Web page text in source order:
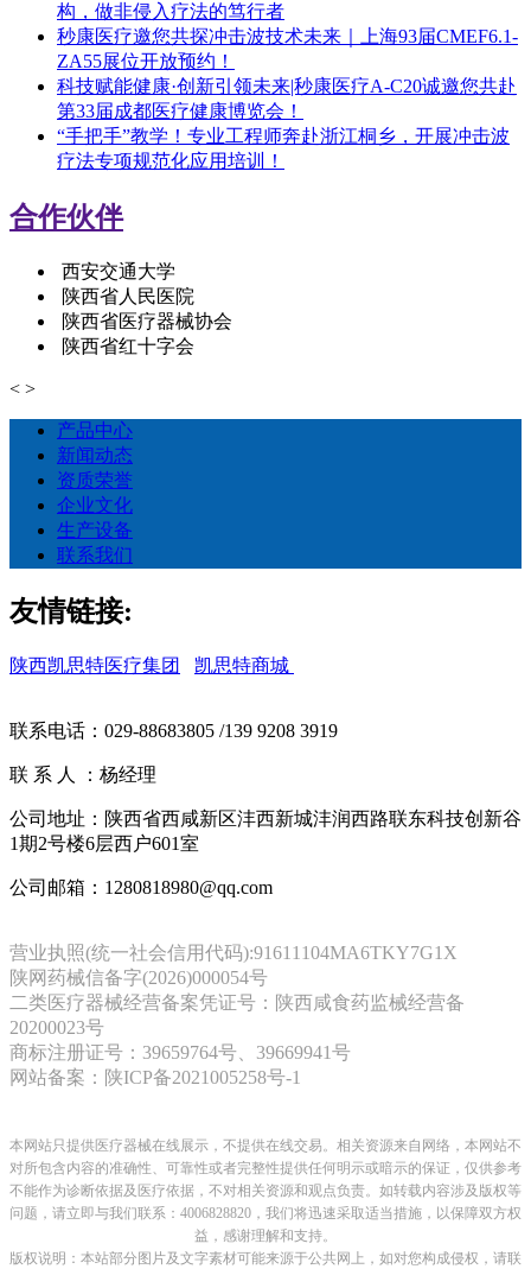
构，做非侵入疗法的笃行者
秒康医疗邀您共探冲击波技术未来｜上海93届CMEF6.1-
ZA55展位开放预约！
科技赋能健康·创新引领未来|秒康医疗A-C20诚邀您共赴
第33届成都医疗健康博览会！
“手把手”教学！专业工程师奔赴浙江桐乡，开展冲击波
疗法专项规范化应用培训！
合作伙伴
西安交通大学
陕西省人民医院
陕西省医疗器械协会
陕西省红十字会
< >
产品中心
新闻动态
资质荣誉
企业文化
生产设备
联系我们
友情链接:
陕西凯思特医疗集团 凯思特商城
联系电话：029-88683805 /139 9208 3919
联 系 人 ：杨经理
公司地址：陕西省西咸新区沣西新城沣润西路联东科技创新谷
1期2号楼6层西户601室
公司邮箱：1280818980@qq.com
营业执照(统一社会信用代码):91611104MA6TKY7G1X
陕网药械信备字(2026)000054号
二类医疗器械经营备案凭证号：陕西咸食药监械经营备
20200023号
商标注册证号：39659764号、39669941号
网站备案：陕ICP备2021005258号-1
本网站只提供医疗器械在线展示，不提供在线交易。相关资源来自网络，本网站不
对所包含内容的准确性、可靠性或者完整性提供任何明示或暗示的保证，仅供参考
不能作为诊断依据及医疗依据， 不对相关资源和观点负责。 如转载内容涉及版权等
问题，请立即与我们联系：4006828820，我们将迅速采取适当措施，以保障双方权
益，感谢理解和支持。
版权说明：本站部分图片及文字素材可能来源于公共网上，如对您构成侵权，请联